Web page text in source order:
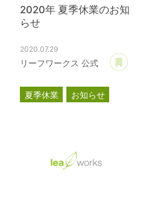
あとで読む
2020年 夏季休業のお知
らせ
2020.07.29
リーフワークス 公式
夏季休業 お知らせ